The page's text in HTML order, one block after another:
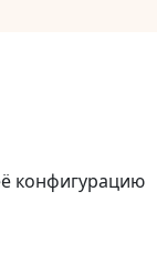
конфигурацию